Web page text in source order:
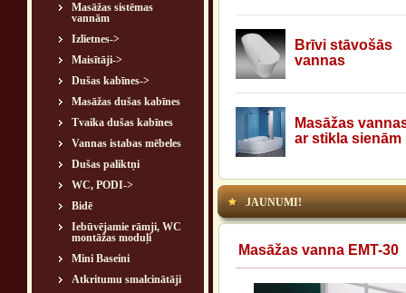
Masāžas sistēmas
vannām
Izlietnes->
Maisītāji->
Dušas kabīnes->
Masāžas dušas kabīnes
Tvaika dušas kabīnes
Vannas istabas mēbeles
Dušas paliktņi
WC, PODI->
Bidē
Iebūvējamie rāmji, WC
montāžas moduļi
Mini Baseini
Atkritumu smalcinātāji
Brīvi stāvošās
vannas
Masāžas
ar stikla sienām
JAUNUMI!
Masāžas vanna EMT-30